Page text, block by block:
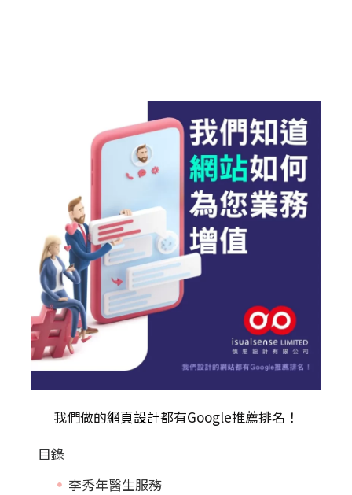
我們做的網頁設計都有Google推薦排名！
目錄
李秀年醫生服務